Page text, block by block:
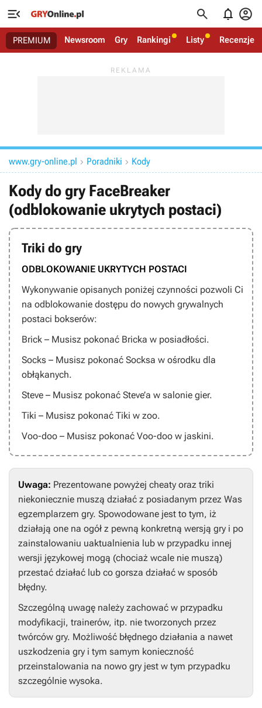
   
PREMIUM Newsroom Gry Rankingi Listy Recenzje
www.gry-online.pl  Poradniki  Kody
Kody do gry FaceBreaker
(odblokowanie ukrytych postaci)
Triki do gry
ODBLOKOWANIE UKRYTYCH POSTACI
Wykonywanie opisanych poniżej czynności pozwoli Ci
na odblokowanie dostępu do nowych grywalnych
postaci bokserów:
Brick – Musisz pokonać Bricka w posiadłości.
Socks – Musisz pokonać Socksa w ośrodku dla
obłąkanych.
Steve – Musisz pokonać Steve’a w salonie gier.
Tiki – Musisz pokonać Tiki w zoo.
Voo-doo – Musisz pokonać Voo-doo w jaskini.
Uwaga: Prezentowane powyżej cheaty oraz triki
niekoniecznie muszą działać z posiadanym przez Was
egzemplarzem gry. Spowodowane jest to tym, iż
działają one na ogół z pewną konkretną wersją gry i po
zainstalowaniu uaktualnienia lub w przypadku innej
wersji językowej mogą (chociaż wcale nie muszą)
przestać działać lub co gorsza działać w sposób
błędny.
Szczególną uwagę należy zachować w przypadku
modyfikacji, trainerów, itp. nie tworzonych przez
twórców gry. Możliwość błędnego działania a nawet
uszkodzenia gry i tym samym konieczność
przeinstalowania na nowo gry jest w tym przypadku
szczególnie wysoka.